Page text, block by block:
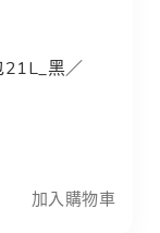
21L_黑／NYCU
21L_黑／
加入購物車